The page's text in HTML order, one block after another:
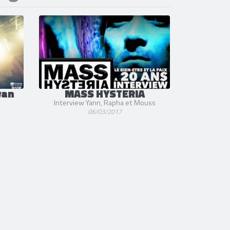
MASS HYSTERIA
Interview Yann, Rapha et Mouss
06/03/2017